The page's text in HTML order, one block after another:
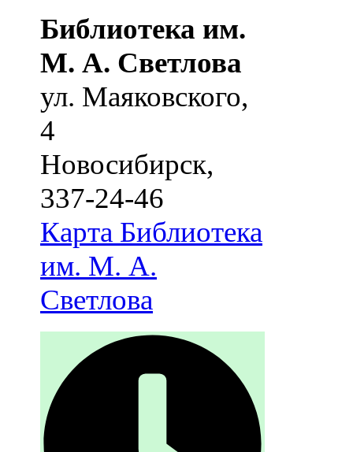
Библиотека им.
М. А. Светлова
ул. Маяковского,
4
Новосибирск,
337-24-46
Карта Библиотека
им. М. А.
Светлова